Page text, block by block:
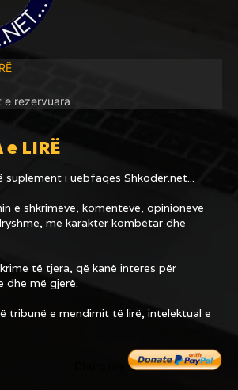
e rezervuara
e LIRË
suplement i uebfaqes Shkoder.net...
e shkrimeve, komenteve, opinioneve
me karakter kombëtar dhe
të tjera, që kanë interes për
dhe më gjerë.
tribunë e mendimit të lirë, intelektual e